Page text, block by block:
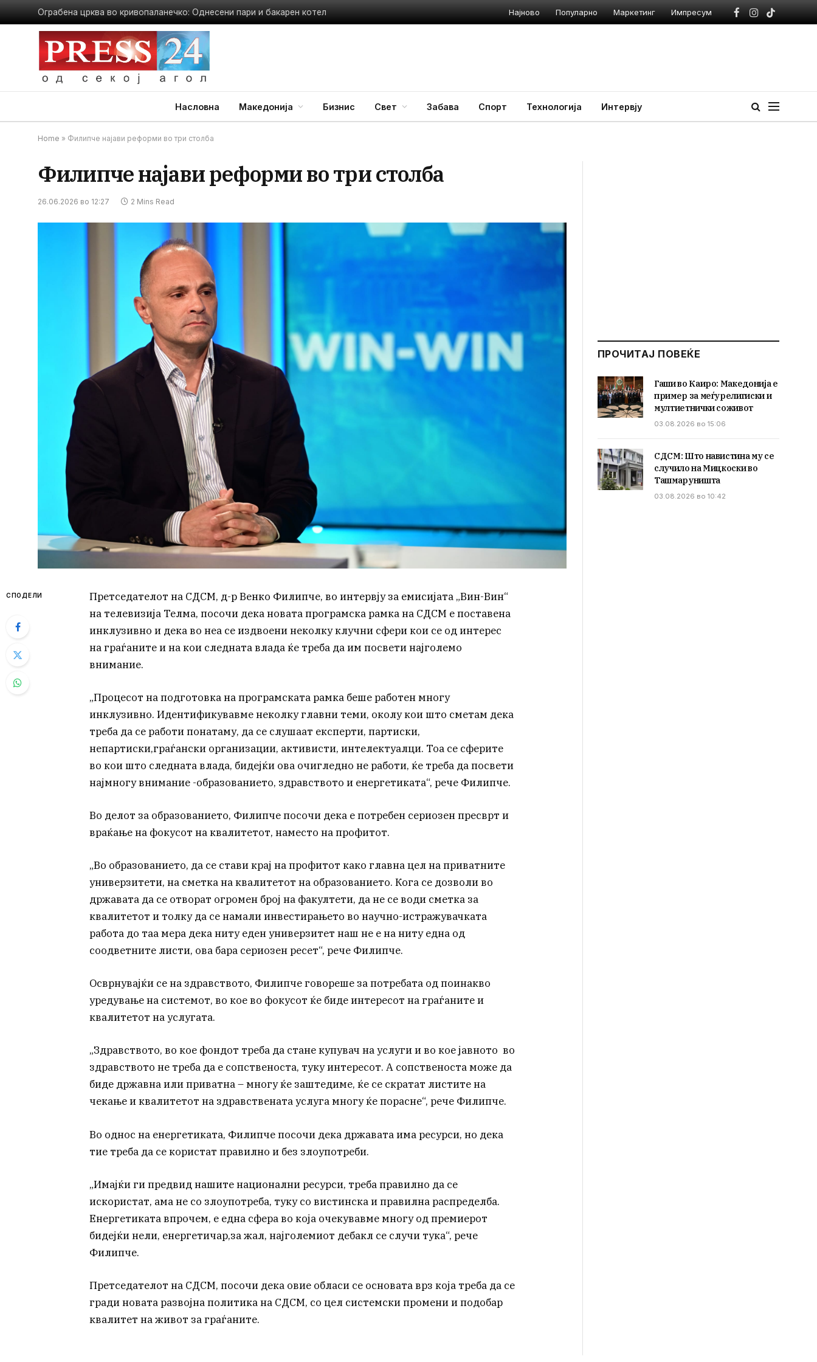
Ограбена црква во кривопаланечко: Однесени пари и бакарен котел Најново Популарно Маркетинг Импресум
Facebook
Instagram
TikTok
Насловна Македонија Бизнис Свет Забава Спорт Технологија Интервју
Home » Филипче најави реформи во три столба
Филипче најави реформи во три столба
26.06.2026 во 12:27 2 Mins Read
СПОДЕЛИ
Претседателот на СДСМ, д-р Венко Филипче, во интервју за емисијата „Вин-Вин“
на телевизија Телма, посочи дека новата програмска рамка на СДСМ е поставена
инклузивно и дека во неа се издвоени неколку клучни сфери кои се од интерес
на граѓаните и на кои следната влада ќе треба да им посвети најголемо
внимание.
„Процесот на подготовка на програмската рамка беше работен многу
инклузивно. Идентификувавме неколку главни теми, околу кои што сметам дека
треба да се работи понатаму, да се слушаат експерти, партиски,
непартиски,граѓански организации, активисти, интелектуалци. Тоа се сферите
во кои што следната влада, бидејќи ова очигледно не работи, ќе треба да посвети
најмногу внимание -образованието, здравството и енергетиката“, рече Филипче.
Во делот за образованието, Филипче посочи дека е потребен сериозен пресврт и
враќање на фокусот на квалитетот, наместо на профитот.
„Во образованието, да се стави крај на профитот како главна цел на приватните
универзитети, на сметка на квалитетот на образованието. Кога се дозволи во
државата да се отворат огромен број на факултети, да не се води сметка за
квалитетот и толку да се намали инвестирањето во научно-истражувачката
работа до таа мера дека ниту еден универзитет наш не е на ниту една од
соодветните листи, ова бара сериозен ресет“, рече Филипче.
Осврнувајќи се на здравството, Филипче говореше за потребата од поинакво
уредување на системот, во кое во фокусот ќе биде интересот на граѓаните и
квалитетот на услугата.
„Здравството, во кое фондот треба да стане купувач на услуги и во кое јавното во
здравството не треба да е сопственоста, туку интересот. А сопственоста може да
биде државна или приватна – многу ќе заштедиме, ќе се скратат листите на
чекање и квалитетот на здравствената услуга многу ќе порасне“, рече Филипче.
Во однос на енергетиката, Филипче посочи дека државата има ресурси, но дека
тие треба да се користат правилно и без злоупотреби.
„Имајќи ги предвид нашите национални ресурси, треба правилно да се
искористат, ама не со злоупотреба, туку со вистинска и правилна распределба.
Енергетиката впрочем, е една сфера во која очекувавме многу од премиерот
бидејќи нели, енергетичар,за жал, најголемиот дебакл се случи тука“, рече
Филипче.
Претседателот на СДСМ, посочи дека овие обласи се основата врз која треба да се
гради новата развојна политика на СДСМ, со цел системски промени и подобар
квалитет на живот за граѓаните.
ПРОЧИТАЈ ПОВЕЌЕ
Гаши во Каиро: Македонија е
пример за меѓурелигиски и
мултиетнички соживот
03.08.2026 во 15:06
СДСМ: Што навистина му се
случило на Мицкоски во
Ташмаруништа
03.08.2026 во 10:42